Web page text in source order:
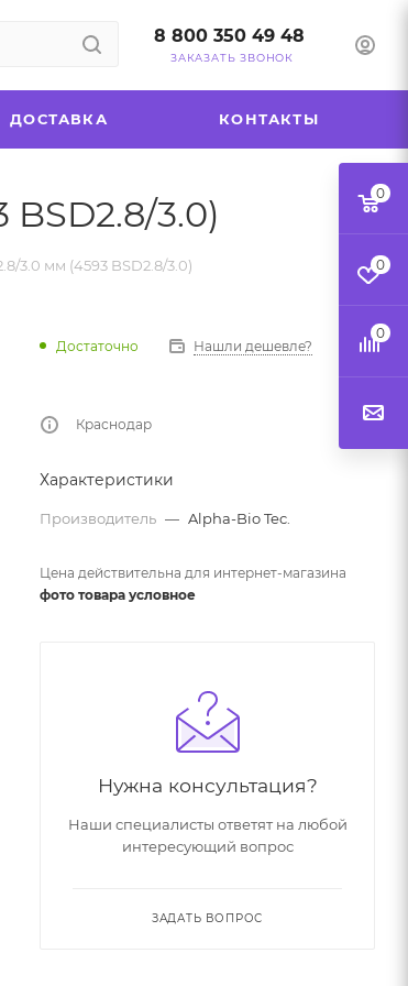
8 800 350 49 48
ЗАКАЗАТЬ ЗВОНОК
ДОСТАВКА КОНТАКТЫ
3.0)
3.0 мм (4593 BSD2.8/3.0)
Достаточно Нашли дешевле?
Краснодар
Характеристики
Производитель — Alpha-Bio Tec.
Цена действительна для интернет-магазина
фото товара условное
Нужна консультация?
Наши специалисты ответят на любой
интересующий вопрос
ЗАДАТЬ ВОПРОС
0
0
0